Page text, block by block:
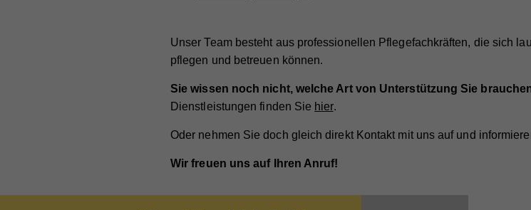
Unser Team besteht aus professionellen Pflegefachkräften, die sich
pflegen und betreuen können.
Sie wissen noch nicht, welche Art von Unterstützung Sie
Dienstleistungen finden Sie hier.
Oder nehmen Sie doch gleich direkt Kontakt mit uns auf und
Wir freuen uns auf Ihren Anruf!